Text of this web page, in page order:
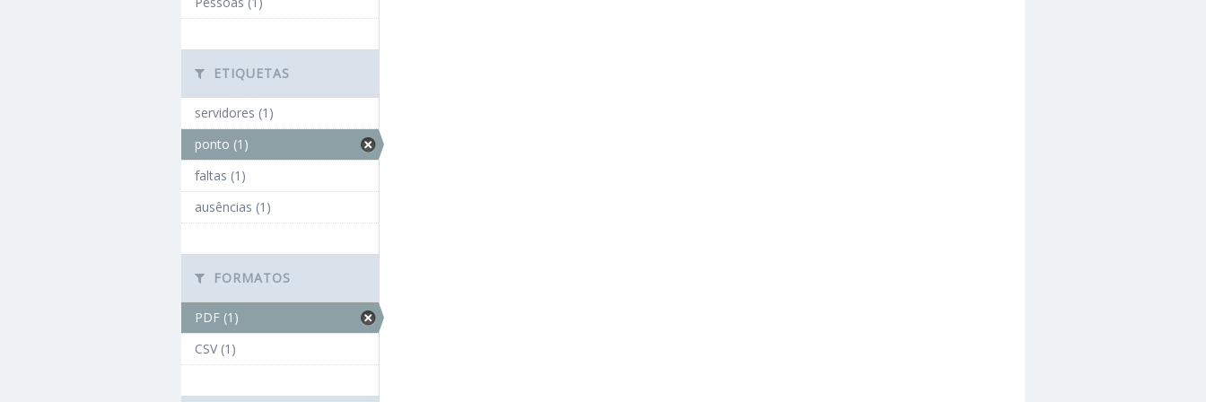
ETIQUETAS
servidores (1)
ponto (1)
faltas (1)
ausências (1)
FORMATOS
PDF (1)
CSV (1)